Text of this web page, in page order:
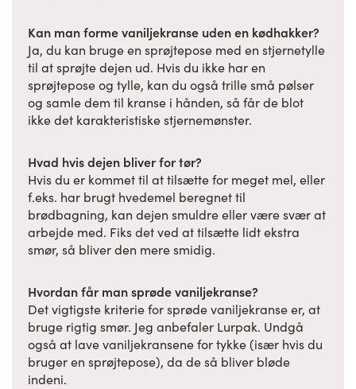
Kan man forme vaniljekranse uden en kødhakker?
Ja, du kan bruge en sprøjtepose med en stjernetylle
til at sprøjte dejen ud. Hvis du ikke har en
sprøjtepose og tylle, kan du også trille små pølser
og samle dem til kranse i hånden, så får de blot
ikke det karakteristiske stjernemønster.
Hvad hvis dejen bliver for tør?
Hvis du er kommet til at tilsætte for meget mel, eller
f.eks. har brugt hvedemel beregnet til
brødbagning, kan dejen smuldre eller være svær at
arbejde med. Fiks det ved at tilsætte lidt ekstra
smør, så bliver den mere smidig.
Hvordan får man sprøde vaniljekranse?
Det vigtigste kriterie for sprøde vaniljekranse er, at
bruge rigtig smør. Jeg anbefaler Lurpak. Undgå
også at lave vaniljekransene for tykke (især hvis du
bruger en sprøjtepose), da de så bliver bløde
indeni.